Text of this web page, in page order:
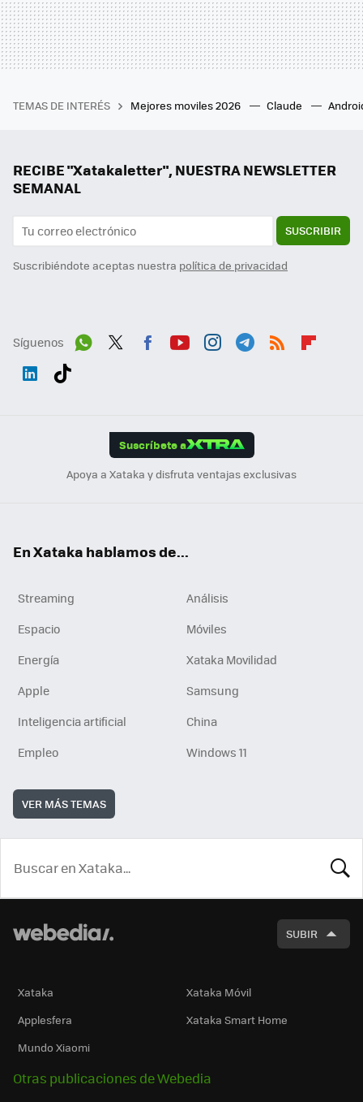
TEMAS DE INTERÉS Mejores moviles 2026 Claude
RECIBE "Xatakaletter", NUESTRA NEWSLETTER
SEMANAL
SUSCRIBIR
Suscribiéndote aceptas nuestra política de privacidad
Síguenos
Suscríbete a
Apoya a Xataka y disfruta ventajas exclusivas
En Xataka hablamos de...
Streaming
Análisis
Espacio
Móviles
Energía
Xataka Movilidad
Apple
Samsung
Inteligencia artificial
China
Empleo
Windows 11
VER MÁS TEMAS
SUBIR
Xataka
Xataka Móvil
Applesfera
Xataka Smart Home
Mundo Xiaomi
Otras publicaciones de Webedia